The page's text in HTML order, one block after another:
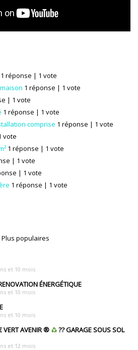
1 réponse | 1 vote
1 réponse | 1 vote
| 1 vote
1 réponse | 1 vote
comprise 1 réponse | 1 vote
vote
1 réponse | 1 vote
| 1 vote
| 1 vote
1 réponse | 1 vote
Plus populaires
et 10 mois
ÉNERGÉTIQUE
et 10 mois
et 10 mois
VERT AVENIR®
?? GARAGE SOUS SOL
et 12 mois